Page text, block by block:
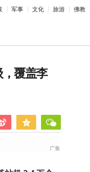
军事 文化 旅游 佛教
覆盖李